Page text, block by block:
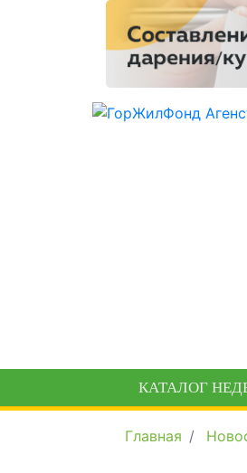
КАТАЛОГ
Главная